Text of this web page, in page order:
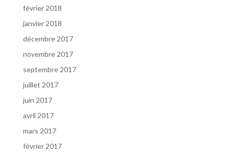
février 2018
janvier 2018
décembre 2017
novembre 2017
septembre 2017
juillet 2017
juin 2017
avril 2017
mars 2017
février 2017